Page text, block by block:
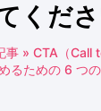
くだ
事 » CTA（Call
るための 6 つ